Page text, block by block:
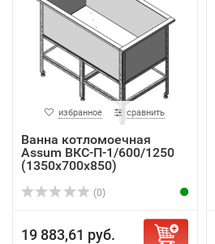
избранное сравнить
Ванна котломоечная
Assum ВКС-П-1/600/1250
(1350х700х850)
(0)
19 883,61 руб.